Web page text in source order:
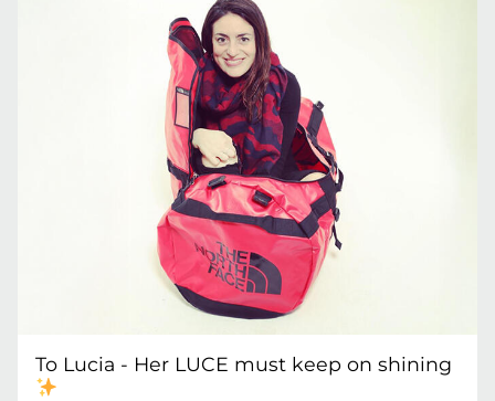
To Lucia - Her LUCE must keep on shining